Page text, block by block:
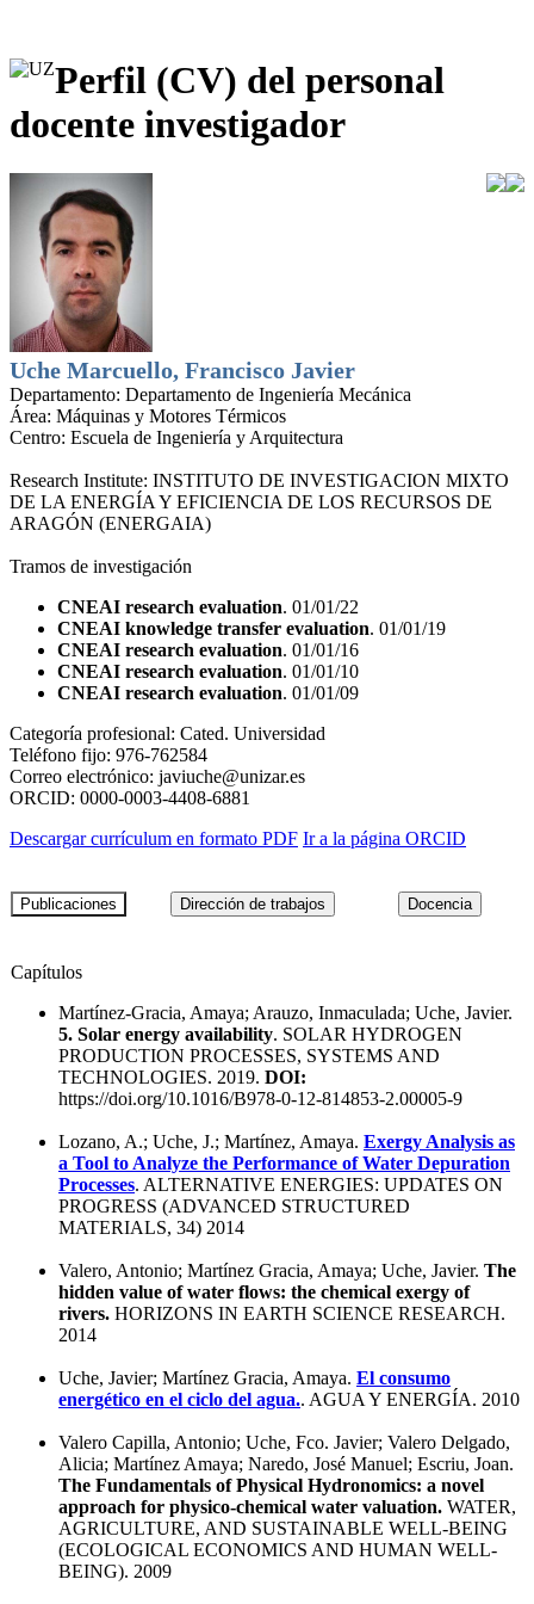
Perfil (CV) del personal
docente investigador
Uche Marcuello, Francisco Javier
Departamento: Departamento de Ingeniería Mecánica
Área: Máquinas y Motores Térmicos
Centro: Escuela de Ingeniería y Arquitectura
Research Institute: INSTITUTO DE INVESTIGACION MIXTO
DE LA ENERGÍA Y EFICIENCIA DE LOS RECURSOS DE
ARAGÓN (ENERGAIA)
Tramos de investigación
CNEAI research evaluation. 01/01/22
CNEAI knowledge transfer evaluation. 01/01/19
CNEAI research evaluation. 01/01/16
CNEAI research evaluation. 01/01/10
CNEAI research evaluation. 01/01/09
Categoría profesional: Cated. Universidad
Teléfono fijo: 976-762584
Correo electrónico: javiuche@unizar.es
ORCID: 0000-0003-4408-6881
Descargar currículum en formato PDF Ir a la página ORCID
Capítulos
Martínez-Gracia, Amaya; Arauzo, Inmaculada; Uche, Javier.
5. Solar energy availability. SOLAR HYDROGEN
PRODUCTION PROCESSES, SYSTEMS AND
TECHNOLOGIES. 2019. DOI:
https://doi.org/10.1016/B978-0-12-814853-2.00005-9
Lozano, A.; Uche, J.; Martínez, Amaya. Exergy Analysis as
a Tool to Analyze the Performance of Water Depuration
Processes. ALTERNATIVE ENERGIES: UPDATES ON
PROGRESS (ADVANCED STRUCTURED
MATERIALS, 34) 2014
Valero, Antonio; Martínez Gracia, Amaya; Uche, Javier. The
hidden value of water flows: the chemical exergy of
rivers. HORIZONS IN EARTH SCIENCE RESEARCH.
2014
Uche, Javier; Martínez Gracia, Amaya. El consumo
energético en el ciclo del agua.. AGUA Y ENERGÍA. 2010
Valero Capilla, Antonio; Uche, Fco. Javier; Valero Delgado,
Alicia; Martínez Amaya; Naredo, José Manuel; Escriu, Joan.
The Fundamentals of Physical Hydronomics: a novel
approach for physico-chemical water valuation. WATER,
AGRICULTURE, AND SUSTAINABLE WELL-BEING
(ECOLOGICAL ECONOMICS AND HUMAN WELL-
BEING). 2009